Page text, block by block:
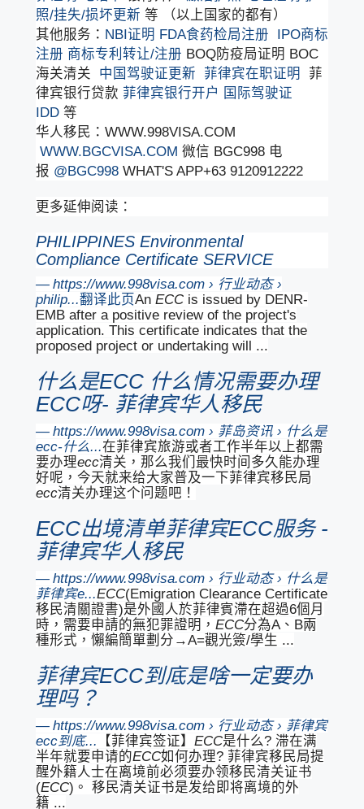
照/挂失/损坏更新 等 （以上国家的都有）
其他服务： NBI证明 FDA食药检局注册
IPO商标
注册 商标专利转让/注册 BOQ防疫局证明 BOC
海关清关 中国驾驶证更新 菲律宾在职证明
菲
律宾银行贷款 菲律宾银行开户
国际驾驶证
IDD等
华人移民：WWW.998VISA.COM
WWW.BGCVISA.COM 微信 BGC998 电
报 @BGC998WHAT'S APP+63 9120912222
更多延伸阅读：
PHILIPPINES Environmental
Compliance Certificate SERVICE
https://www.998visa.com › 行业动态 ›
philip...翻译此页An ECCis issued by DENR-
EMB after a positive review of the project's
application. This certificate indicates that the
proposed project or undertaking will ...
什么是ECC 什么情况需要办理
ECC呀- 菲律宾华人移民
https://www.998visa.com › 菲岛资讯 › 什么是
ecc-什么...在菲律宾旅游或者工作半年以上都需
要办理ecc清关，那么我们最快时间多久能办理
好呢，今天就来给大家普及一下菲律宾移民局
ecc清关办理这个问题吧！
ECC出境清单菲律宾ECC服务 -
菲律宾华人移民
https://www.998visa.com › 行业动态 › 什么是
菲律宾e...ECC(Emigration Clearance Certificate
移民清關證書)是外國人於菲律賓滯在超過6個月
時，需要申請的無犯罪證明， ECC分為A、B兩
種形式，懶編簡單劃分→A=觀光簽/學生 ...
菲律宾ECC到底是啥一定要办
理吗？
https://www.998visa.com › 行业动态 › 菲律宾
ecc到底... 【菲律宾签证】 ECC是什么? 滞在满
半年就要申请的ECC如何办理? 菲律宾移民局提
醒外籍人士在离境前必须要办领移民清关证书
(ECC)。 移民清关证书是发给即将离境的外
籍 ...